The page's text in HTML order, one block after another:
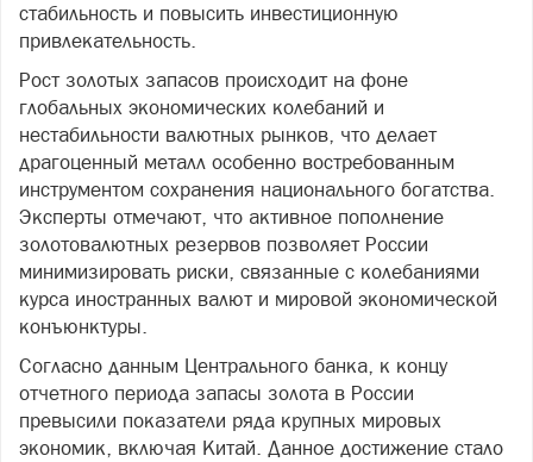
стабильность и повысить инвестиционную
привлекательность.
Рост золотых запасов происходит на фоне
глобальных экономических колебаний и
нестабильности валютных рынков, что делает
драгоценный металл особенно востребованным
инструментом сохранения национального богатства.
Эксперты отмечают, что активное пополнение
золотовалютных резервов позволяет России
минимизировать риски, связанные с колебаниями
курса иностранных валют и мировой экономической
конъюнктуры.
Согласно данным Центрального банка, к концу
отчетного периода запасы золота в России
превысили показатели ряда крупных мировых
экономик, включая Китай. Данное достижение стало